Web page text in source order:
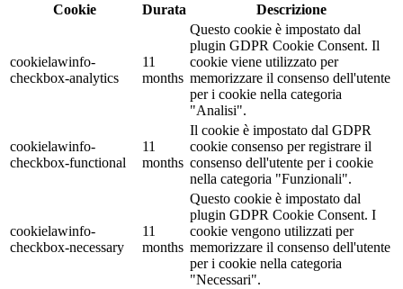
Cookie
Durata Descrizione
cookielawinfo-
checkbox-analytics
11
months
Questo cookie è impostato dal
plugin GDPR Cookie Consent. Il
cookie viene utilizzato per
memorizzare il consenso dell'utente
per i cookie nella categoria
"Analisi".
cookielawinfo-
checkbox-functional
11
months
Il cookie è impostato dal GDPR
cookie consenso per registrare il
consenso dell'utente per i cookie
nella categoria "Funzionali".
cookielawinfo-
checkbox-necessary
11
months
Questo cookie è impostato dal
plugin GDPR Cookie Consent. I
cookie vengono utilizzati per
memorizzare il consenso dell'utente
per i cookie nella categoria
"Necessari".